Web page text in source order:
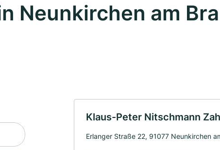
Neunkirchen am
Klaus-Peter Nitschmann
Erlanger Straße 22, 91077 Neunkirchen